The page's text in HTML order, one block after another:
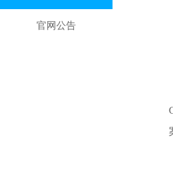
官网公告